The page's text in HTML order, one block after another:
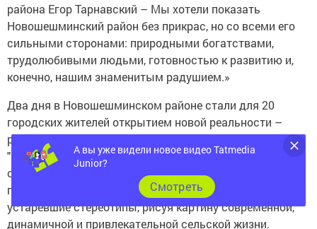
района Егор Тарнавский – Мы хотели показать
Новошешминский район без прикрас, но со всеми его
сильными сторонами: природными богатствами,
трудолюбивыми людьми, готовностью к развитию и,
конечно, нашим знаменитым радушием.»
Два дня в Новошешминском районе стали для 20
городских жителей открытием новой реальности –
реальности, где "село" синонимично "перспективе",
"колориту" и "радушию". Визит показал: район готов к
сотрудничеству, открыт для инвестиций и туристов, а
программа "Село ≠ колхоз" успешно стирает
устаревшие стереотипы, рисуя картину современной,
динамичной и привлекательной сельской жизни.
А вы уже видели новое видео Tatmedia
Junior?
Cмотреть